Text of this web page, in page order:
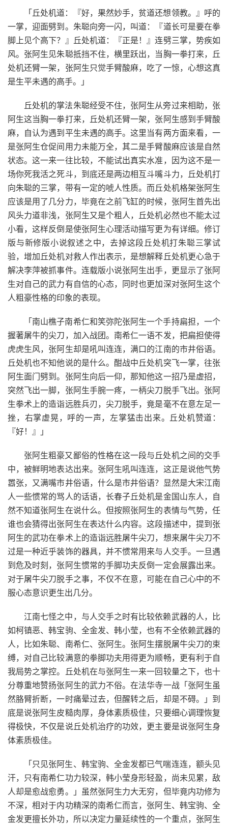
「丘处机道：『好，果然妙手，贫道还想领教。』呼的
一掌，迎面劈到。朱聪向旁一闪，叫道：『道长可是要在拳
脚上见个高下？』丘处机道：『正是！』连劈三掌，势疾如
风。张阿生见朱聪抵挡不住，横里跃出，当胸一拳打来，丘
处机还臂一架，张阿生只觉手臂酸麻，吃了一惊，心想这真
是生平未遇的高手。」
丘处机的掌法朱聪经受不住，张阿生从旁过来相助，张
阿生这当胸一拳打来，丘处机还臂一架，张阿生感到手臂酸
麻，自认为遇到平生未遇的高手。这里当有两方面来看，一
是张阿生仓促间用力未能万全，其二是手臂酸麻应该是自然
状态。这一来一往比较，不能试出真实水准，因为这不是一
场你死我活之死斗，到底还是两边相互斗嘴斗力，丘处机打
向朱聪的三掌，带有一定的唬人性质。而丘处机格架张阿生
应该是用了几分力，毕竟在之前飞缸的时候，张阿生首先出
风头力道非浅，张阿生又是个粗人，丘处机必然也不能太过
小看，这样反倒是使张阿生心理活动描写更为有详细。修订
版与新修版小说叙述之中，去掉这段丘处机打朱聪三掌试
验，增加丘处机对救人作出表示，是想解释丘处机更心急于
解决李萍被抓事件。连载版小说张阿生出手，更显示了张阿
生对自己的武力有自信的心态，同时也更加深对张阿生这个
人粗豪性格的印象的表现。
「南山樵子南希仁和笑弥陀张阿生一个手持扁担，一个
握著屠牛的尖刀，加入战团。南希仁一语不发，把扁担使得
虎虎生风，张阿生却是吼叫连连，满口的江南的市井俗语。
丘处机也不知他说的是什么。酣战中丘处机突飞一掌，往张
阿生面门劈到。张阿生向后一仰，那知他这一招乃是虚招，
突然飞出一脚，张阿生手腕一疼，一柄尖刀脱手飞出。张阿
生拳术上的造诣远胜兵刃，尖刀脱手，竟是毫不在意左足一
挫，右掌虚晃，呼的一声，左掌猛击出来。丘处机赞道：
『好！』」
张阿生粗豪又鄙俗的性格在这一段与丘处机之间的交手
中，被鲜明地表达出来。张阿生吼叫连连，这正是说他气势
嚣张，又满嘴市井俗语，什么是市井俗语？显然是大宋江南
人一些惯常的骂人的话语，长春子丘处机是金国山东人，自
然不知道张阿生在说什么。但按照张阿生的表情与气势，任
谁也会猜得出张阿生在表达什么内容。这段描述中，提到张
阿生的武功在拳术上的造诣远胜屠牛尖刀，想来屠牛尖刀不
过是一种近乎装饰的器具，并不惯常用来与人交手。一旦遇
到危及时刻，张阿生惯常的手脚功夫反倒一定会展露出来。
对于屠牛尖刀脱手之事，不仅不在意，可能在自己心中的不
服心态意识更生出几分。
江南七怪之中，与人交手之时有比较依赖武器的人，比
如柯镇恶、韩宝驹、全金发、韩小莹，也有不全依赖武器的
人，比如朱聪、南希仁、张阿生。张阿生摆脱屠牛尖刀的束
缚，对自己比较满意的拳脚功夫用得更为顺畅，更有利于自
我局势之掌控。丘处机在与张阿生一来一回较量之下，也十
分尊重地赞扬张阿生的武力不俗。在法华寺一战「张阿生虽
然胳臂折断，一时痛晕过去，但醒转之后，却是不碍。」到
底是说张阿生皮糙肉厚，身体素质极佳，只要细心调理恢复
得极快，不仅是说丘处机治疗的功效，更主要是说张阿生身
体素质极佳。
「只见张阿生、韩宝驹、全金发都已气喘连连，额头见
汗，只有南希仁功力较深，韩小莹身形轻盈，尚未见累，敌
人却是愈战愈勇。」虽然张阿生力大无穷，但毕竟内功修为
不深，相对于内功精深的南希仁而言，张阿生、韩宝驹、全
金发更擅长外功，所以决定力量延续性的一个重点，张阿生